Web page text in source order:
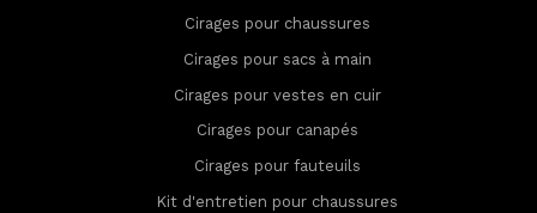
Cirages pour chaussures
Cirages pour sacs à main
Cirages pour vestes en cuir
Cirages pour canapés
Cirages pour fauteuils
Kit d'entretien pour chaussures